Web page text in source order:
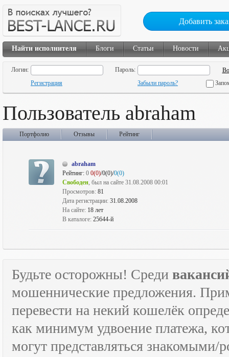
Добавить
Найти исполнителя Блоги Статьи Новости
Логин:
Пароль:
Регистрация
Забыли пароль?
Пользователь abraham
Портфолио Отзывы Рейтинг
abraham
Рейтинг: 0 0(0)/0(0)/0(0)
Свободен, был на сайте 31.08.2008 00:01
Просмотров: 81
Дата регистрации: 31.08.2008
На сайте: 18 лет
В каталоге: 25644-й
Будьте осторожны! Среди
мошеннические предложения.
перевести на некий кошелёк
как минимум удвоение платежа,
могут представляться знакомыми/